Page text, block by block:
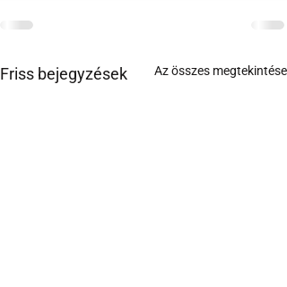
Friss bejegyzések Az összes megtekintése